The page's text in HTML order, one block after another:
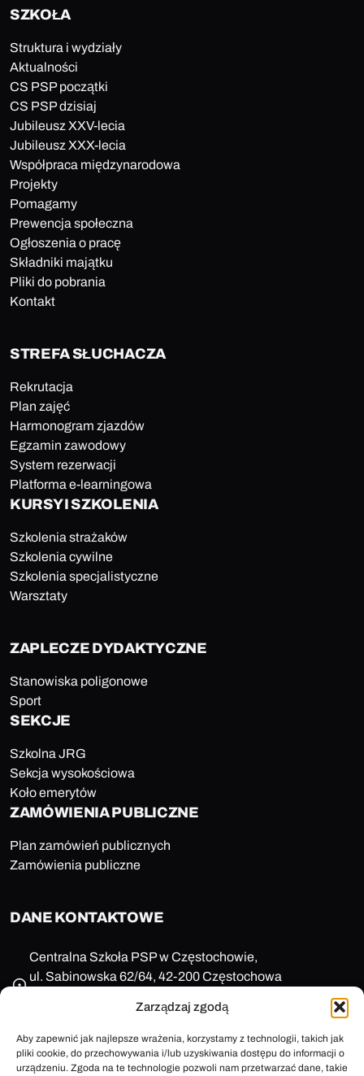
Zarządzaj zgodą
Aby zapewnić jak najlepsze wrażenia, korzystamy z technologii, takich jak
pliki cookie, do przechowywania i/lub uzyskiwania dostępu do informacji o
urządzeniu. Zgoda na te technologie pozwoli nam przetwarzać dane, takie
SZKOŁA
Struktura i wydziały
Aktualności
CS PSP początki
CS PSP dzisiaj
Jubileusz XXV-lecia
Jubileusz XXX-lecia
Współpraca międzynarodowa
Projekty
Pomagamy
Prewencja społeczna
Ogłoszenia o pracę
Składniki majątku
Pliki do pobrania
Kontakt
STREFA SŁUCHACZA
Rekrutacja
Plan zajęć
Harmonogram zjazdów
Egzamin zawodowy
System rezerwacji
Platforma e-learningowa
KURSY I SZKOLENIA
Szkolenia strażaków
Szkolenia cywilne
Szkolenia specjalistyczne
Warsztaty
ZAPLECZE DYDAKTYCZNE
Stanowiska poligonowe
Sport
SEKCJE
Szkolna JRG
Sekcja wysokościowa
Koło emerytów
ZAMÓWIENIA PUBLICZNE
Plan zamówień publicznych
Zamówienia publiczne
DANE KONTAKTOWE
Centralna Szkoła PSP w Częstochowie,
ul. Sabinowska 62/64, 42-200 Częstochowa
REGON: 150123657
+48 47 85 86 100
sekretariat@cspsp.pl